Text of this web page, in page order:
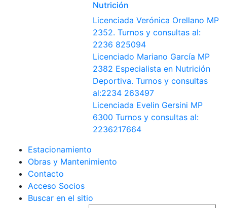
Nutrición
Licenciada Verónica Orellano MP
2352. Turnos y consultas al:
2236 825094
Licenciado Mariano García MP
2382 Especialista en Nutrición
Deportiva. Turnos y consultas
al:2234 263497
Licenciada Evelin Gersini MP
6300 Turnos y consultas al:
2236217664
Estacionamiento
Obras y Mantenimiento
Contacto
Acceso Socios
Buscar en el sitio